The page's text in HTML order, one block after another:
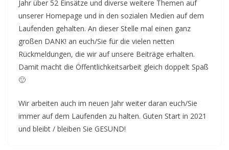
Jahr über 52 Einsätze und diverse weitere Themen auf
unserer Homepage und in den sozialen Medien auf dem
Laufenden gehalten. An dieser Stelle mal einen ganz
großen DANK! an euch/Sie für die vielen netten
Rückmeldungen, die wir auf unsere Beiträge erhalten.
Damit macht die Öffentlichkeitsarbeit gleich doppelt Spaß
🙂
Wir arbeiten auch im neuen Jahr weiter daran euch/Sie
immer auf dem Laufenden zu halten. Guten Start in 2021
und bleibt / bleiben Sie GESUND!